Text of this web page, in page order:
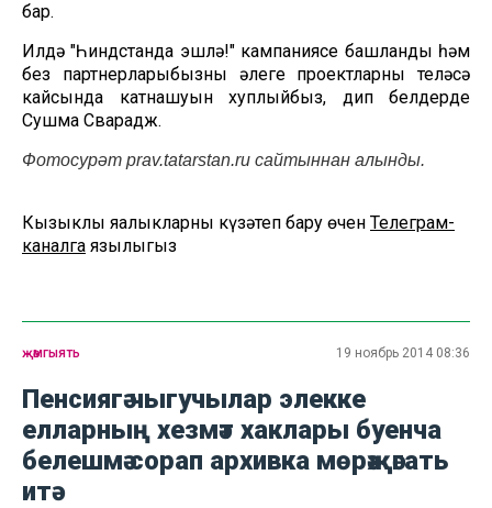
бар.
Илдә "Һиндстанда эшлә!" кампаниясе башланды һәм
без партнерларыбызның әлеге проектларның теләсә
кайсында катнашуын хуплыйбыз, дип белдерде
Сушма Сварадж.
Фотосурәт prav.tatarstan.ru сайтыннан алынды.
Кызыклы яңалыкларны күзәтеп бару өчен Телеграм-
каналга язылыгыз
җәмгыять 19 ноябрь 2014 08:36
Пенсиягә чыгучылар элекке
елларның хезмәт хаклары буенча
белешмә сорап архивка мөрәҗәгать
итә